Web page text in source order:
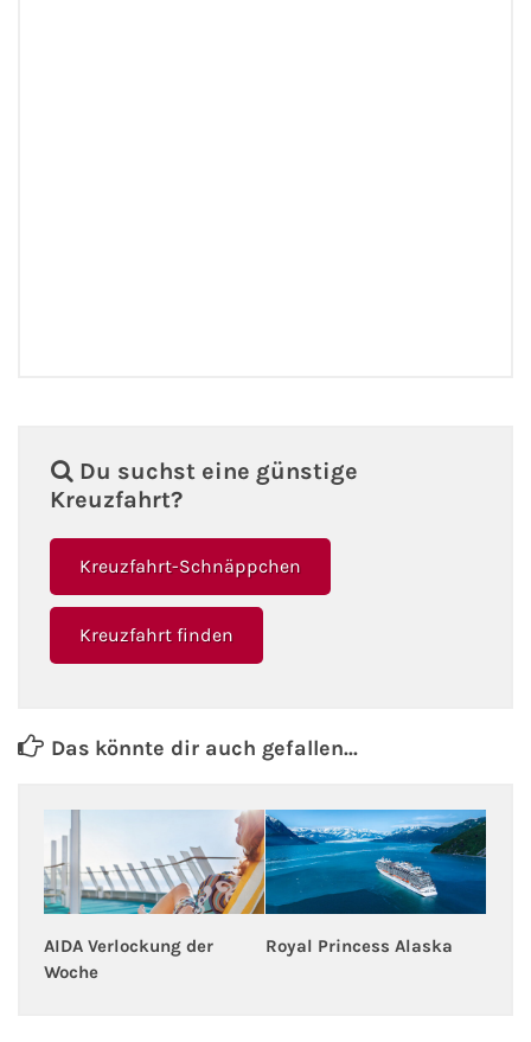
Du suchst eine günstige
Kreuzfahrt?
Kreuzfahrt-Schnäppchen
Kreuzfahrt finden
Das könnte dir auch gefallen...
AIDA Verlockung der
Woche
Royal Princess Alaska